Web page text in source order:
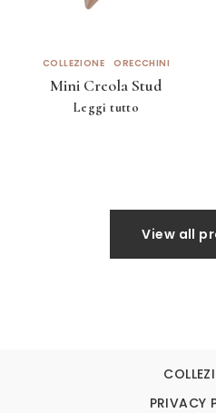
COLLEZIONE ORECCHINI
Mini Creola Stud
Leggi tutto
View all
PRIVACY